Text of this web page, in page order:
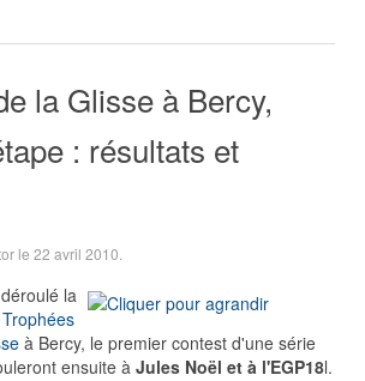
la Glisse à Bercy,
: résultats et
le 22 avril 2010
la
Trophées
à Bercy, le premier contest d'une série
ensuite à Jules Noël et à l'EGP18l.